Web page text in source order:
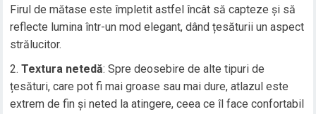
Firul de mătase este împletit astfel încât să capteze și să
reflecte lumina într-un mod elegant, dând țesăturii un aspect
strălucitor.
Textura netedă: Spre deosebire de alte tipuri de
țesături, care pot fi mai groase sau mai dure, atlazul este
extrem de fin și neted la atingere, ceea ce îl face confortabil